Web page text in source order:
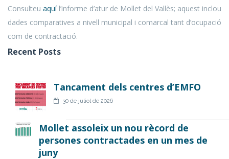
Consulteu aquíl’informe d’atur de Mollet del Vallès; aquest inclou
dades comparatives a nivell municipal i comarcal tant d’ocupació
com de contractació.
Recent Posts
Tancament dels centres d’EMFO
30 de juliol de 2026
Mollet assoleix un nou rècord de
persones contractades en un mes de
juny